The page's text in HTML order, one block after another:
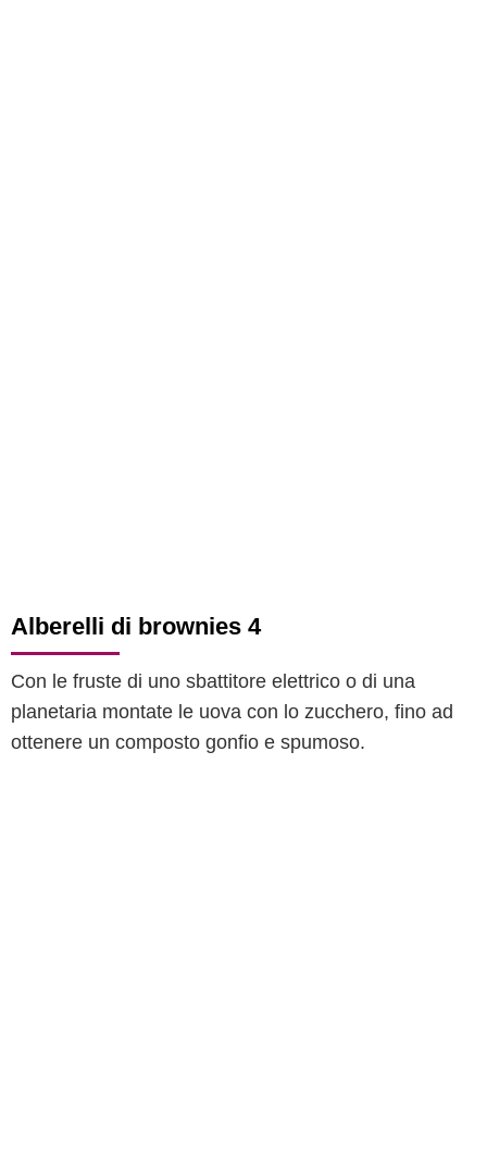
Alberelli di brownies 4
Con le fruste di uno sbattitore elettrico o di una
planetaria montate le uova con lo zucchero, fino ad
ottenere un composto gonfio e spumoso.